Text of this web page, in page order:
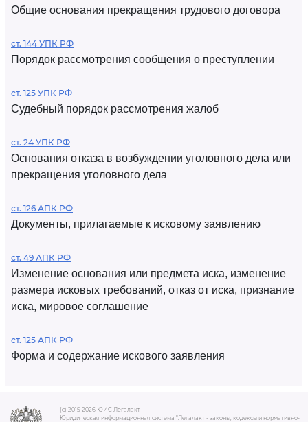
Общие основания прекращения трудового договора
ст. 144 УПК РФ
Порядок рассмотрения сообщения о преступлении
ст. 125 УПК РФ
Судебный порядок рассмотрения жалоб
ст. 24 УПК РФ
Основания отказа в возбуждении уголовного дела или
прекращения уголовного дела
ст. 126 АПК РФ
Документы, прилагаемые к исковому заявлению
ст. 49 АПК РФ
Изменение основания или предмета иска, изменение
размера исковых требований, отказ от иска, признание
иска, мировое соглашение
ст. 125 АПК РФ
Форма и содержание искового заявления
(c) 2015-2026 ЮИС Легалакт
Юридическая информационная система "Легалакт - законы, кодексы и нормативно-